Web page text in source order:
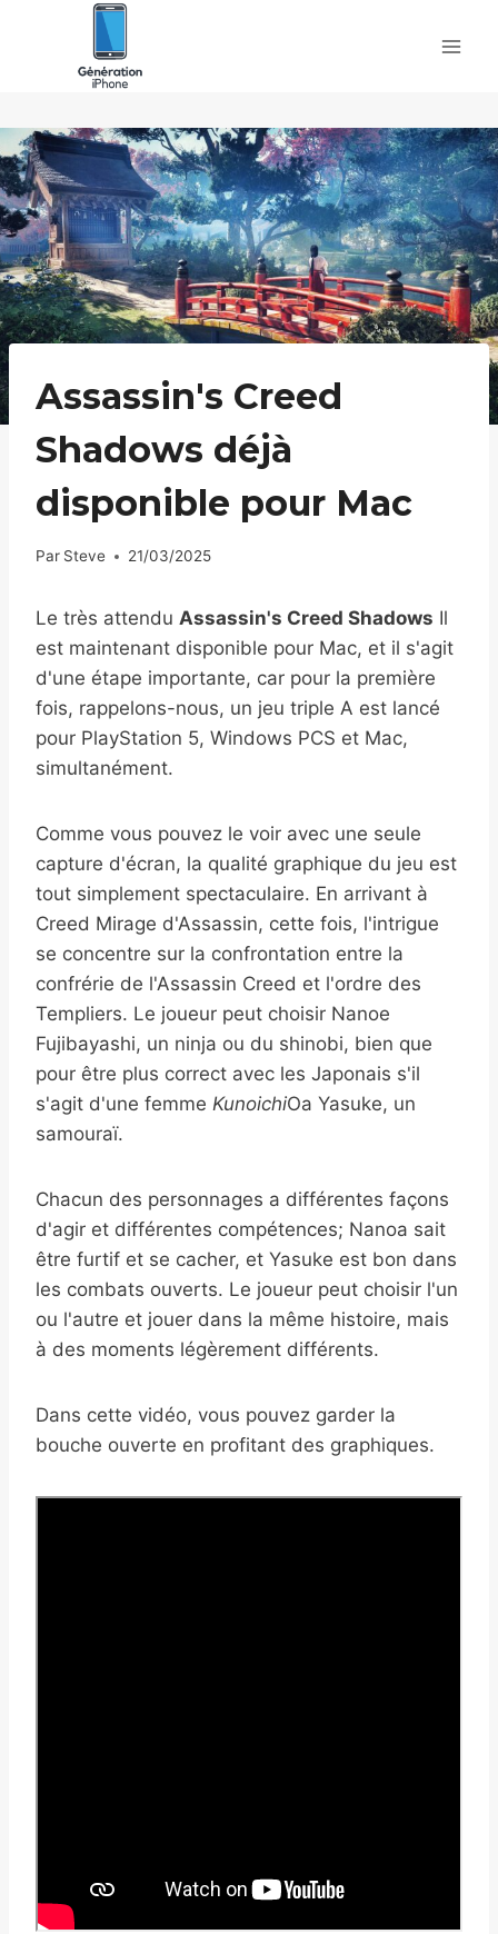
Assassin's Creed
Shadows déjà
disponible pour Mac
Par Steve 21/03/2025
Le très attendu Assassin's Creed Shadows Il
est maintenant disponible pour Mac, et il s'agit
d'une étape importante, car pour la première
fois, rappelons-nous, un jeu triple A est lancé
pour PlayStation 5, Windows PCS et Mac,
simultanément.
Comme vous pouvez le voir avec une seule
capture d'écran, la qualité graphique du jeu est
tout simplement spectaculaire. En arrivant à
Creed Mirage d'Assassin, cette fois, l'intrigue
se concentre sur la confrontation entre la
confrérie de l'Assassin Creed et l'ordre des
Templiers. Le joueur peut choisir Nanoe
Fujibayashi, un ninja ou du shinobi, bien que
pour être plus correct avec les Japonais s'il
s'agit d'une femme KunoichiOa Yasuke, un
samouraï.
Chacun des personnages a différentes façons
d'agir et différentes compétences; Nanoa sait
être furtif et se cacher, et Yasuke est bon dans
les combats ouverts. Le joueur peut choisir l'un
ou l'autre et jouer dans la même histoire, mais
à des moments légèrement différents.
Dans cette vidéo, vous pouvez garder la
bouche ouverte en profitant des graphiques.